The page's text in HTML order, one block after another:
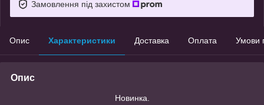
Замовлення під захистом
Опис Характеристики Доставка Оплата Умови
Опис
Новинка.